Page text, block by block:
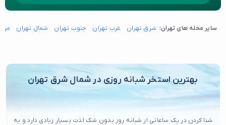
سایر محله های تهران: شرق تهران غرب تهران جنوب تهران شمال تهران
بهترین استخر شبانه روزی در شمال شرق تهران
شنا کردن در یک ساعاتی از شبانه روز بدون شک لذت بسیار زیادی دارد و به